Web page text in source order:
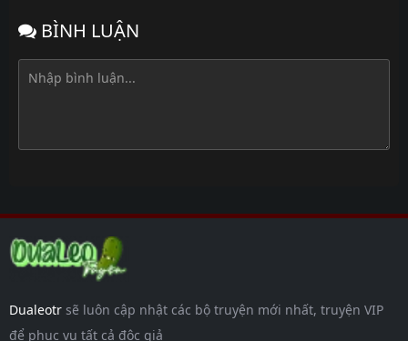
BÌNH LUẬN
Dualeotr sẽ luôn cập nhật các bộ truyện mới nhất, truyện VIP
để phục vụ tất cả độc giả